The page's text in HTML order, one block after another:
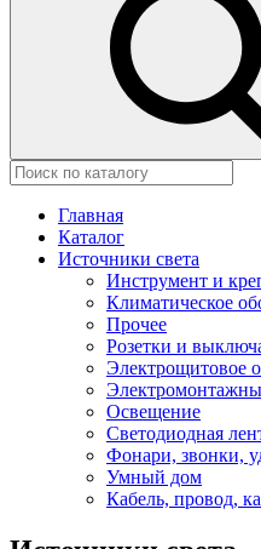
Главная
Каталог
Источники света
Инструмент и
Климатическое
Прочее
Розетки и
Электрощитовое
Освещение
Светодиодная
Фонари, звонки,
Умный дом
Кабель, провод,